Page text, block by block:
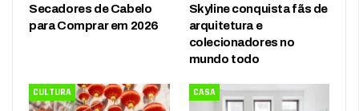
Secadores de Cabelo
para Comprar em 2026
Skyline conquista fãs de
arquitetura e
colecionadores no
mundo todo
CULTURA CASA